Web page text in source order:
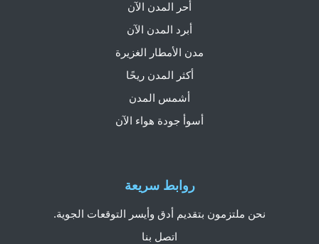
روابط سريعة
نحن ملتزمون بتقديم أدق وأيسر التوقعات الجوية.
اتصل بنا
أحر المدن الآن
أبرد المدن الآن
مدن الأمطار الغزيرة
أكثر المدن ريحًا
أشمس المدن
أسوأ جودة هواء الآن